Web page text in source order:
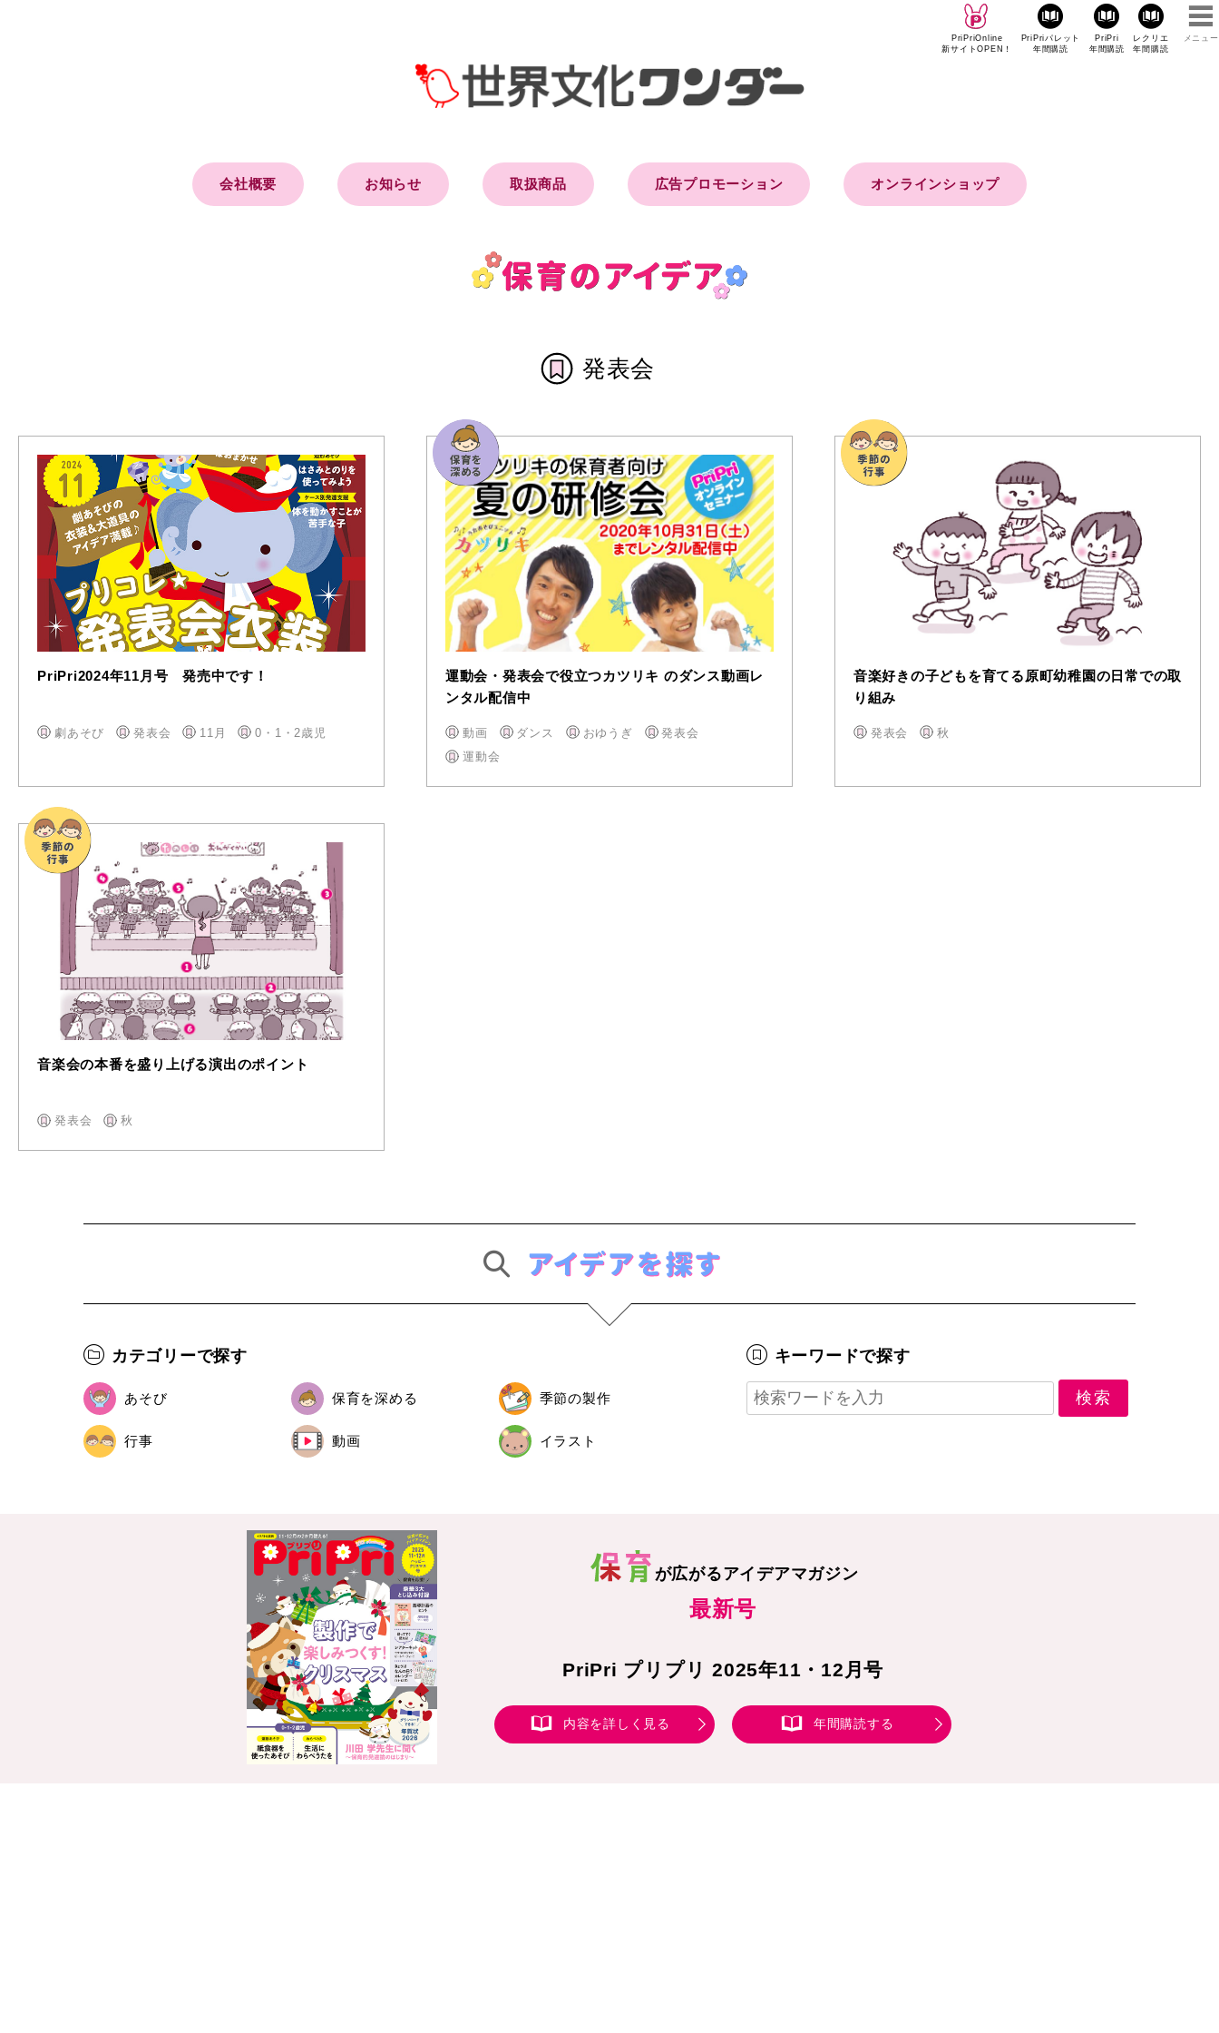
PriPriOnline
新サイトOPEN！
PriPriパレット
年間購読
PriPri
年間購読
レクリエ
年間購読
メニュー
会社概要 お知らせ 取扱商品 広告プロモーション オンラインショップ
発表会
PriPri2024年11月号 発売中です！
劇あそび 発表会 11月 0・1・2歳児
運動会・発表会で役立つカツリキ のダンス動画レ
ンタル配信中
動画 ダンス おゆうぎ
発表会
運動会
音楽好きの子どもを育てる原町幼稚園の日常での取
り組み
発表会 秋
音楽会の本番を盛り上げる演出のポイント
発表会 秋
カテゴリーで探す
あそび 保育を深める 季節の製作
行事 動画 イラスト
キーワードで探す
が広がるアイデアマガジン
最新号
PriPri プリプリ 2025年11・12月号
内容を詳しく見る 年間購読する